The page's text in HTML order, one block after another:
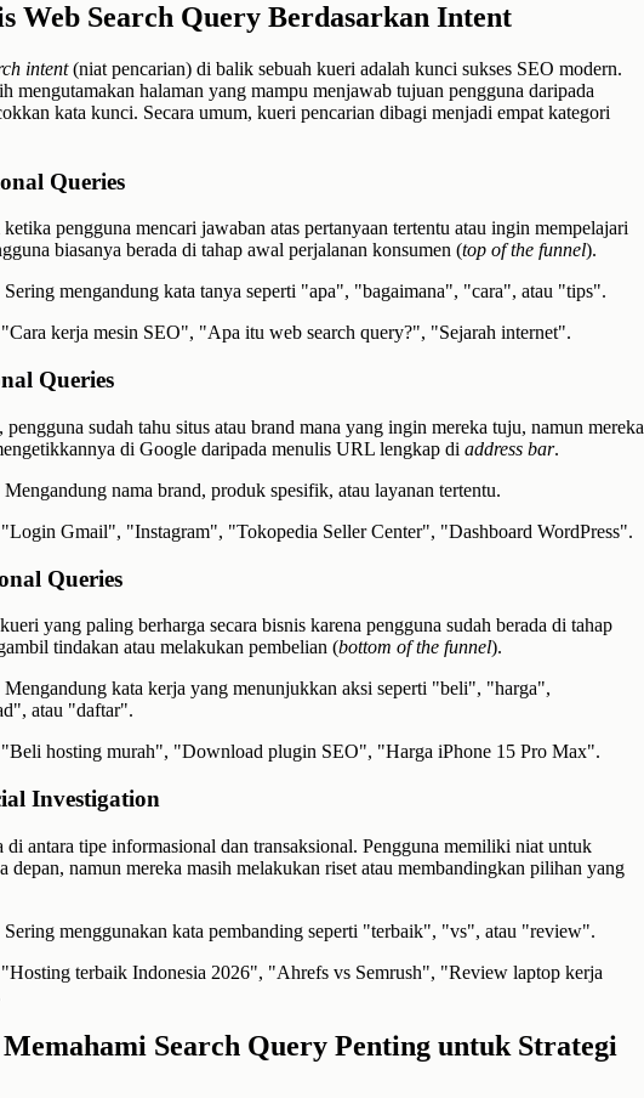
Web Search Query Berdasarkan Intent
intent(niat pencarian) di balik sebuah kueri adalah kunci sukses SEO modern.
mengutamakan halaman yang mampu menjawab tujuan pengguna daripada
kata kunci. Secara umum, kueri pencarian dibagi menjadi empat kategori
Queries
pengguna mencari jawaban atas pertanyaan tertentu atau ingin mempelajari
biasanya berada di tahap awal perjalanan konsumen (top of the funnel).
Sering mengandung kata tanya seperti "apa", "bagaimana", "cara", atau "tips".
"Cara kerja mesin SEO", "Apa itu web search query?", "Sejarah internet".
Queries
sudah tahu situs atau brand mana yang ingin mereka tuju, namun mereka
di Google daripada menulis URL lengkap di address bar.
Mengandung nama brand, produk spesifik, atau layanan tertentu.
"Login Gmail", "Instagram", "Tokopedia Seller Center", "Dashboard WordPress".
Queries
yang paling berharga secara bisnis karena pengguna sudah berada di tahap
tindakan atau melakukan pembelian (bottom of the funnel).
Mengandung kata kerja yang menunjukkan aksi seperti "beli", "harga",
atau "daftar".
"Beli hosting murah", "Download plugin SEO", "Harga iPhone 15 Pro Max".
Investigation
di antara tipe informasional dan transaksional. Pengguna memiliki niat untuk
depan, namun mereka masih melakukan riset atau membandingkan pilihan yang
Sering menggunakan kata pembanding seperti "terbaik", "vs", atau "review".
"Hosting terbaik Indonesia 2026", "Ahrefs vs Semrush", "Review laptop kerja
Search Query Penting untuk Strategi